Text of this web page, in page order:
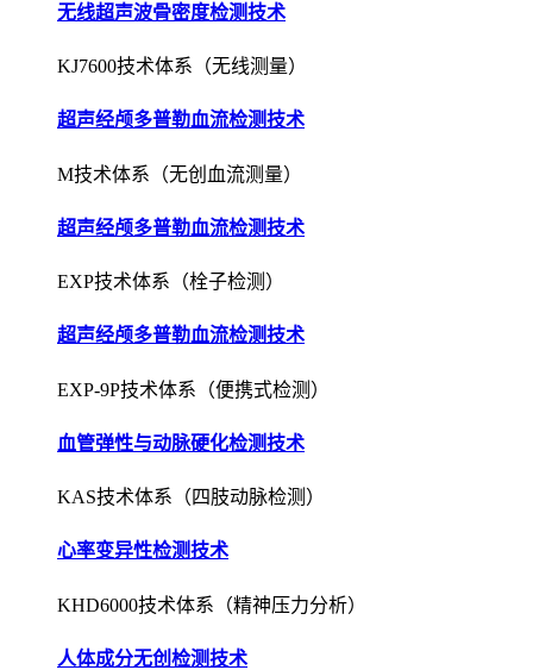
无线超声波骨密度检测技术
KJ7600技术体系（无线测量）
超声经颅多普勒血流检测技术
M技术体系（无创血流测量）
超声经颅多普勒血流检测技术
EXP技术体系（栓子检测）
超声经颅多普勒血流检测技术
EXP-9P技术体系（便携式检测）
血管弹性与动脉硬化检测技术
KAS技术体系（四肢动脉检测）
心率变异性检测技术
KHD6000技术体系（精神压力分析）
人体成分无创检测技术